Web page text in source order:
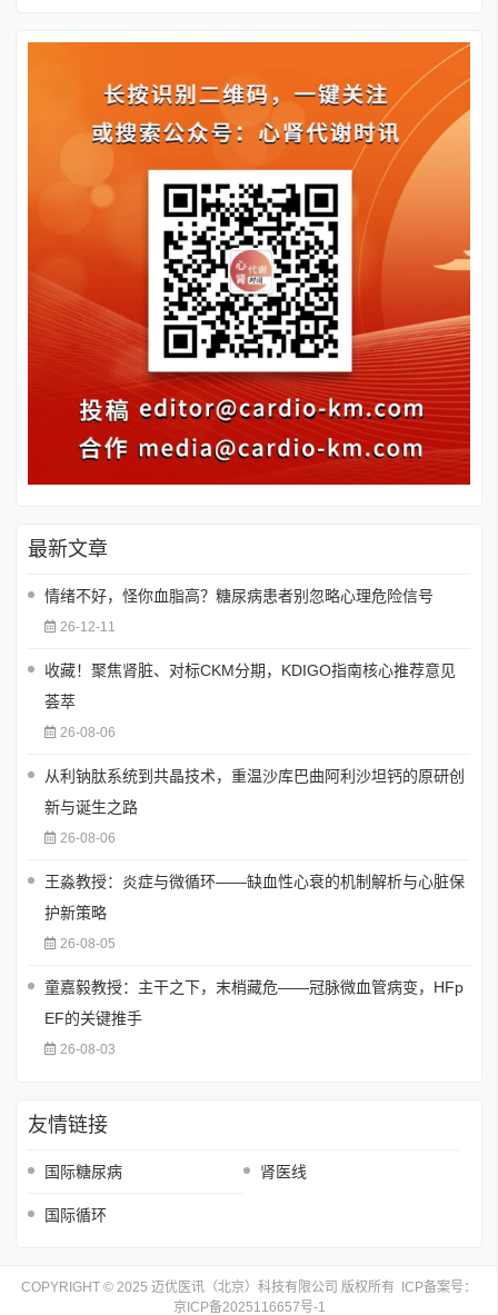
最新文章
情绪不好，怪你血脂高？糖尿病患者别忽略心理危险信号
26-12-11
收藏！聚焦肾脏、对标CKM分期，KDIGO指南核心推荐意见
荟萃
26-08-06
从利钠肽系统到共晶技术，重温沙库巴曲阿利沙坦钙的原研创
新与诞生之路
26-08-06
王淼教授：炎症与微循环——缺血性心衰的机制解析与心脏保
护新策略
26-08-05
童嘉毅教授：主干之下，末梢藏危——冠脉微血管病变，HFp
EF的关键推手
26-08-03
友情链接
国际糖尿病 肾医线
国际循环
COPYRIGHT © 2025 迈优医讯（北京）科技有限公司 版权所有 ICP备案号：
京ICP备2025116657号-1